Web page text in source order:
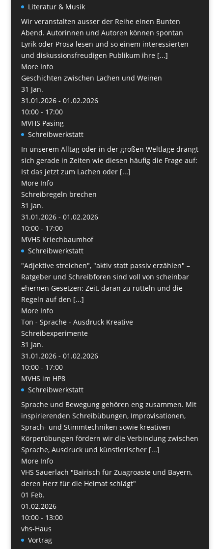
Literatur & Musik
Wir veranstalten ausser der Reihe einen Bunten
Abend. Autorinnen und Autoren können spontan
Lyrik oder Prosa lesen und so einem interessierten
und diskussionsfreudigen Publikum ihre [...]
More Info
Geschichten zwischen Lachen und Weinen
31 Jan.
31.01.2026 - 01.02.2026
10:00 - 17:00
MVHS Pasing
Schreibwerkstatt
In unserem Alltag oder in der großen Weltlage drängt
sich gerade in Zeiten wie diesen häufig die Frage auf:
Ist das jetzt zum Lachen oder [...]
More Info
Schreibregeln brechen
31 Jan.
31.01.2026 - 01.02.2026
10:00 - 17:00
MVHS Kriechbaumhof
Schreibwerkstatt
"Adjektive streichen", "aktiv statt passiv erzählen" –
Ratgeber und Schreibforen sind voll von scheinbar
ehernen Gesetzen: Zeit, daran zu rütteln und die
Regeln auf den [...]
More Info
Ton - Sprache - Ausdruck Kreative
Schreibexperimente
31 Jan.
31.01.2026 - 01.02.2026
10:00 - 17:00
MVHS im HP8
Schreibwerkstatt
Sprache und Bewegung gehören eng zusammen. Mit
inspirierenden Schreibübungen, Improvisationen,
Sprach- und Stimmtechniken sowie kreativen
Körperübungen fördern wir die Verbindung zwischen
Sprache, Ausdruck und künstlerischer [...]
More Info
VHS Sauerlach "Bairisch für Zuagroaste und Bayern,
deren Herz für die Heimat schlägt"
01 Feb.
01.02.2026
10:00 - 13:00
vhs-Haus
Vortrag